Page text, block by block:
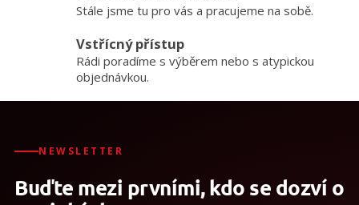
Stále jsme tu pro vás a pracujeme na sobě.
Vstřícný přístup
Rádi poradíme s výběrem nebo s atypickou
objednávkou.
NEWSLETTER
Buďte mezi prvními, kdo se dozví o